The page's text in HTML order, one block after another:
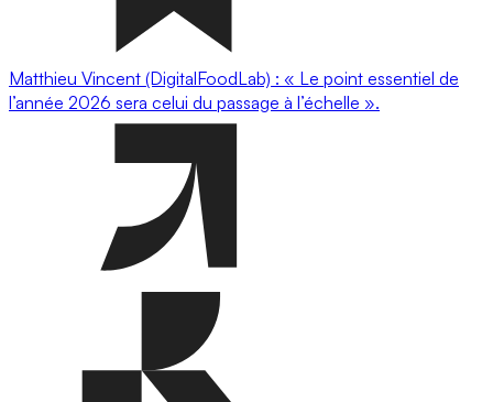
Matthieu Vincent (DigitalFoodLab) : « Le point essentiel de
l’année 2026 sera celui du passage à l’échelle ».